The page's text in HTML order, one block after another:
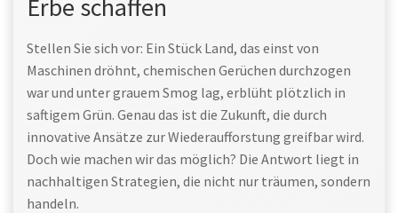
Erbe schaffen
Stellen Sie sich vor: Ein Stück Land, das einst von
Maschinen dröhnt, chemischen Gerüchen durchzogen
war und unter grauem Smog lag, erblüht plötzlich in
saftigem Grün. Genau das ist die Zukunft, die durch
innovative Ansätze zur Wiederaufforstung greifbar wird.
Doch wie machen wir das möglich? Die Antwort liegt in
nachhaltigen Strategien, die nicht nur träumen, sondern
handeln.